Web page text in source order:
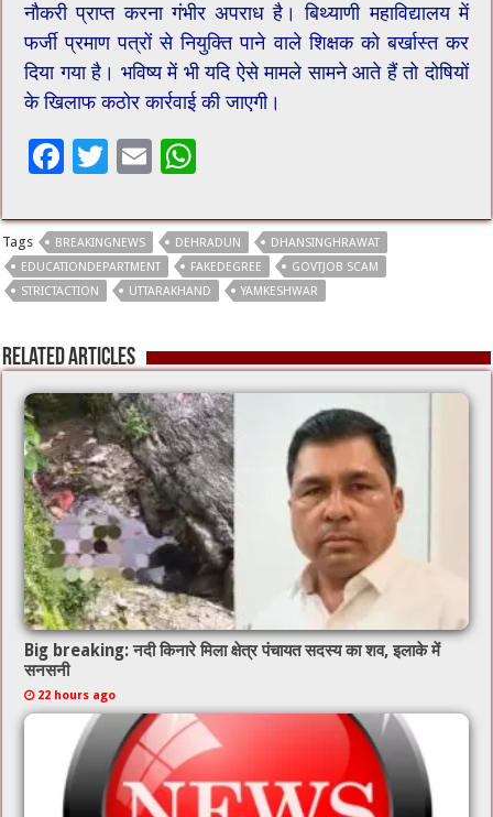
नौकरी प्राप्त करना गंभीर अपराध है। बिथ्याणी महाविद्यालय में
फर्जी प्रमाण पत्रों से नियुक्ति पाने वाले शिक्षक को बर्खास्त कर
दिया गया है। भविष्य में भी यदि ऐसे मामले सामने आते हैं तो दोषियों
के खिलाफ कठोर कार्रवाई की जाएगी।
F
e
b
o
k
T
tt
er
E
ai
l
at
sA
p
Tags BREAKINGNEWS DEHRADUN
DHANSINGHRAWAT
EDUCATIONDEPARTMENT
FAKEDEGREE
GOVTJOB SCAM
STRICTACTION
UTTARAKHAND YAMKESHWAR
Related Articles
Big breaking: नदी किनारे मिला क्षेत्र पंचायत सदस्य का शव, इलाके में
सनसनी
22 hours ago